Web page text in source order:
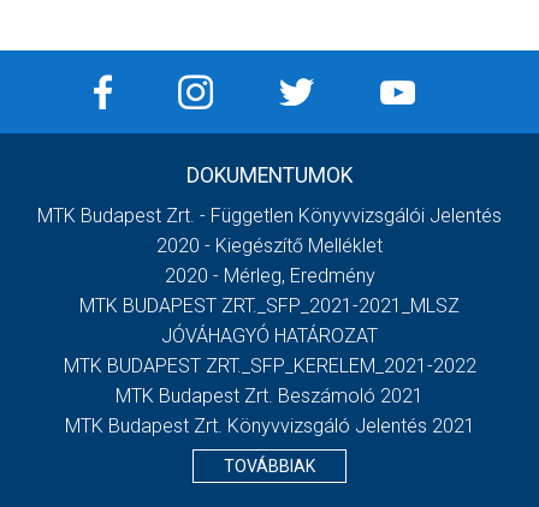
DOKUMENTUMOK
MTK Budapest Zrt. - Független Könyvvizsgálói Jelentés
2020 - Kiegészítő Melléklet
2020 - Mérleg, Eredmény
MTK BUDAPEST ZRT._SFP_2021-2021_MLSZ
JÓVÁHAGYÓ HATÁROZAT
MTK BUDAPEST ZRT._SFP_KERELEM_2021-2022
MTK Budapest Zrt. Beszámoló 2021
MTK Budapest Zrt. Könyvvizsgáló Jelentés 2021
TOVÁBBIAK